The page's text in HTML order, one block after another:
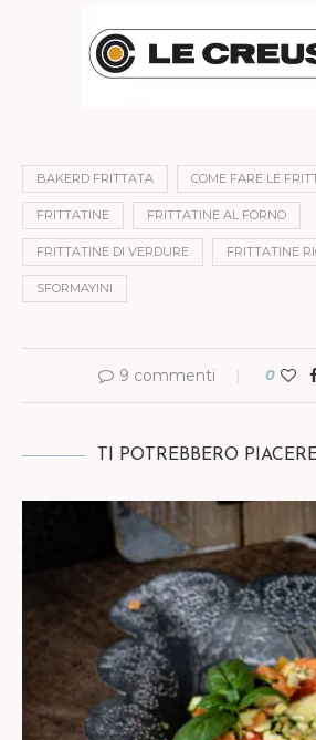
BAKERD FRITTATA COME FARE LE
FRITTATINE FRITTATINE AL FORNO
FRITTATINE DI VERDURE FRITTATINE
SFORMAYINI
9 commenti 0
TI POTREBBERO